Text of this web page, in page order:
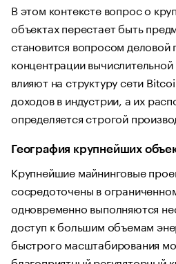
В этом контексте вопрос о
объектах перестает быть
становится вопросом деловой
концентрации
влияют на структуру сети
доходов в индустрии, а их
определяется строгой
География крупнейших
Крупнейшие майнинговые
сосредоточены в
одновременно выполняются
доступ к большим объемам
быстрого масштабирования